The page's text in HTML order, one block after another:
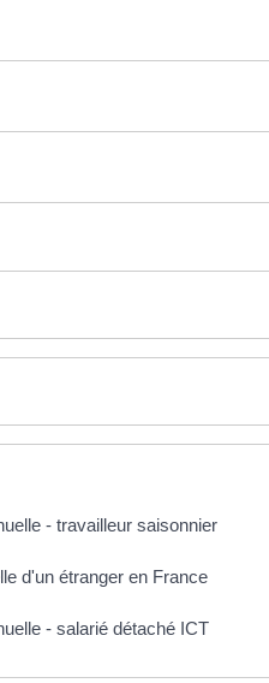
- travailleur saisonnier
d'un étranger en France
- salarié détaché ICT